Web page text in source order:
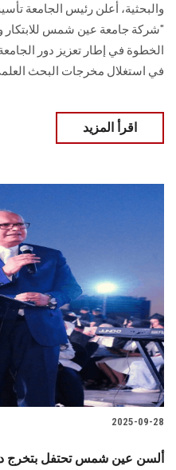
والبحثية، أعلن رئيس الجامعة
"شركة جامعة عين شمس للابتكار
الخطوة في إطار تعزيز دور
في استغلال مخرجات البحث
اقرأ المزيد
2025-09-28